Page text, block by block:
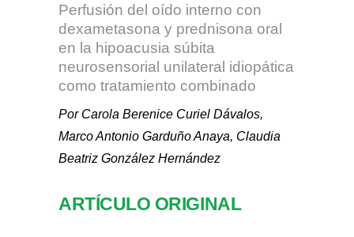
Perfusión del oído interno con
dexametasona y prednisona oral
en la hipoacusia súbita
neurosensorial unilateral idiopática
como tratamiento combinado
Por Carola Berenice Curiel Dávalos,
Marco Antonio Garduño Anaya, Claudia
Beatriz González Hernández
ARTÍCULO ORIGINAL